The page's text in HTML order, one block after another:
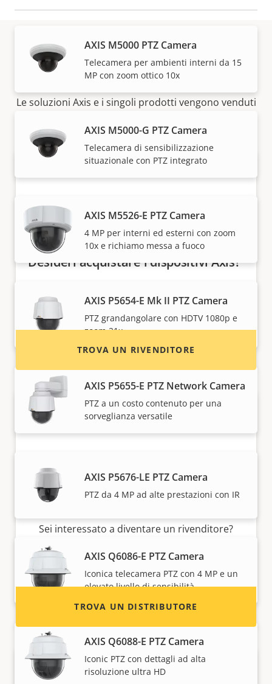
AXIS M5000 PTZ Camera
Telecamera per ambienti interni da 15
MP con zoom ottico 10x
AXIS M5000-G PTZ Camera
Telecamera di sensibilizzazione
situazionale con PTZ integrato
AXIS M5526-E PTZ Camera
4 MP per interni ed esterni con zoom
10x e richiamo messa a fuoco
AXIS P5654-E Mk II PTZ Camera
PTZ grandangolare con HDTV 1080p e
zoom 21x
AXIS P5655-E PTZ Network Camera
PTZ a un costo contenuto per una
sorveglianza versatile
AXIS P5676-LE PTZ Camera
PTZ da 4 MP ad alte prestazioni con IR
AXIS Q6086-E PTZ Camera
Iconica telecamera PTZ con 4 MP e un
elevato livello di sensibilità
AXIS Q6088-E PTZ Camera
Iconic PTZ con dettagli ad alta
risoluzione ultra HD
Come acquistare
Le soluzioni Axis e i singoli prodotti vengono venduti
Desideri acquistare i dispositivi Axis?
installatori di dispositivi e sistemi Axis.
TROVA UN RIVENDITORE
Desideri vendere i dispositivi Axis?
Sei interessato a diventare un rivenditore?
Trova le informazioni di contatto per i
distributori di dispositivi e sistemi Axis.
TROVA UN DISTRIBUTORE